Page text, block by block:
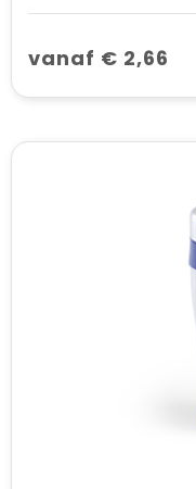
vanaf € 2,66